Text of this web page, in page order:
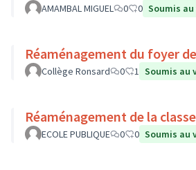
AMAMBAL MIGUEL 0 0 Soumis
Réaménagement du foyer
Collège Ronsard 0 1 Soumis au
Réaménagement de la
ECOLE PUBLIQUE 0 0 Soumis au